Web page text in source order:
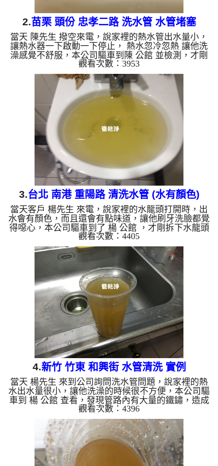
2.苗栗 頭份 忠孝二路 洗水管 水管堵塞
當天 陳先生 撥空來電，說家裡的熱水管出水量小，
讓熱水器一下啟動一下停止， 熱水忽冷忽熱 讓他洗
澡感覺不舒服，本公司驅車到陳 公館 並檢測，才剛
拆下水龍頭濾嘴，就發現裡面有異物，如下圖，本公
司迅速架起 水管清洗機 ，開始 清洗水管 ，水龍頭就
噴出綠水，持續不斷，流理臺內還留有一粒粒異物，
如下圖及影片，陳先生 看了都覺得噁心， 水管清洗
約兩小時後，出水量變大， 陳先生可痛快的洗澡
了。 清洗水管, 水管清洗, 洗水管, 熱水管堵塞, 熱水
忽冷忽熱, 洗管路, 清管路 ...
觀看次數：3953
3.台北 南港 重陽路 清洗水管 (水有顏色)
當天客戶 楊先生 來電，說家裡的水龍頭打開時，出
水會有顏色，而且還會有點味道，讓他刷牙洗臉都覺
得噁心，本公司驅車到了 楊 公館 ，才剛拆下水龍頭
上的濾嘴，就發現裡面有鐵鏽及其他沉積物，本公司
迅速架起 水管清洗機 ，開始 清洗水管 ，髒水一直從
水龍頭流出，地上還留有一塊塊沉積物，如下圖及影
片，楊先生 不時說了OH MY GOD~了數次，髒水內
有很多沉積物， 水管清洗 約兩小時後，出水量變
大， 楊先生可安心的刷牙洗臉了。 清洗水管, 水管清
洗, 洗水管, 熱水管堵塞, 熱水忽冷...
觀看次數：4405
4.新竹 竹東 和興街 水管清洗 實例
當天 楊先生 來到公司詢問洗水管問題，說家裡的熱
水出水量很小，讓他洗澡的時候很不方便，本公司驅
車到 楊 公館 查看，發現管路內有大量的鐵鏽，造成
管路內部堵塞，讓水不能順利通過，本公司迅速架起
水管清洗機 ，開始 清洗水管 ，髒水一直從水龍頭流
出，如下圖及影片，楊先生 看到大呼怎麼會這麼
髒，髒水流掉後還留有很多沉積物， 水管清洗 約兩
小時後，出水量變大， 楊先生可痛快的洗澡了。 清
洗水管, 水管清洗, 洗水管, 熱水管堵塞, 熱水忽冷忽
觀看次數：4396